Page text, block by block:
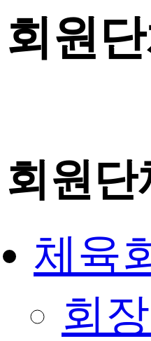
회원단
회원단
체육
회